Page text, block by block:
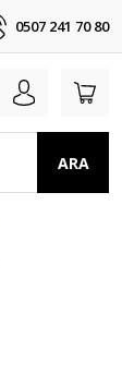
0507 241 70 80
ARA